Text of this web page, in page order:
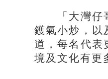
「大灣仔哥
鑊氣小炒，以
道，每名代表
境及文化有更